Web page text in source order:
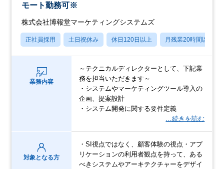
モート勤務可※
株式会社博報堂マーケティングシステムズ
正社員採用 土日祝休み 休日120日以上 月残業20時間以内
業務内容
～テクニカルディレクターとして、下記業
務を担当いただきます～
・システムやマーケティングツール導入の
企画、提案設計
・システム開発に関する要件定義
…続きを読む
対象となる方
・SI視点ではなく、顧客体験の視点・アプ
リケーションの利用者観点を持って、ある
べきシステムやアーキテクチャーをデザイ